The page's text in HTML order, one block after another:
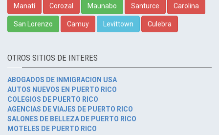
Manatí Corozal Maunabo Santurce Carolina
San Lorenzo Camuy Levittown Culebra
OTROS SITIOS DE INTERES
ABOGADOS DE INMIGRACION USA
AUTOS NUEVOS EN PUERTO RICO
COLEGIOS DE PUERTO RICO
AGENCIAS DE VIAJES DE PUERTO RICO
SALONES DE BELLEZA DE PUERTO RICO
MOTELES DE PUERTO RICO